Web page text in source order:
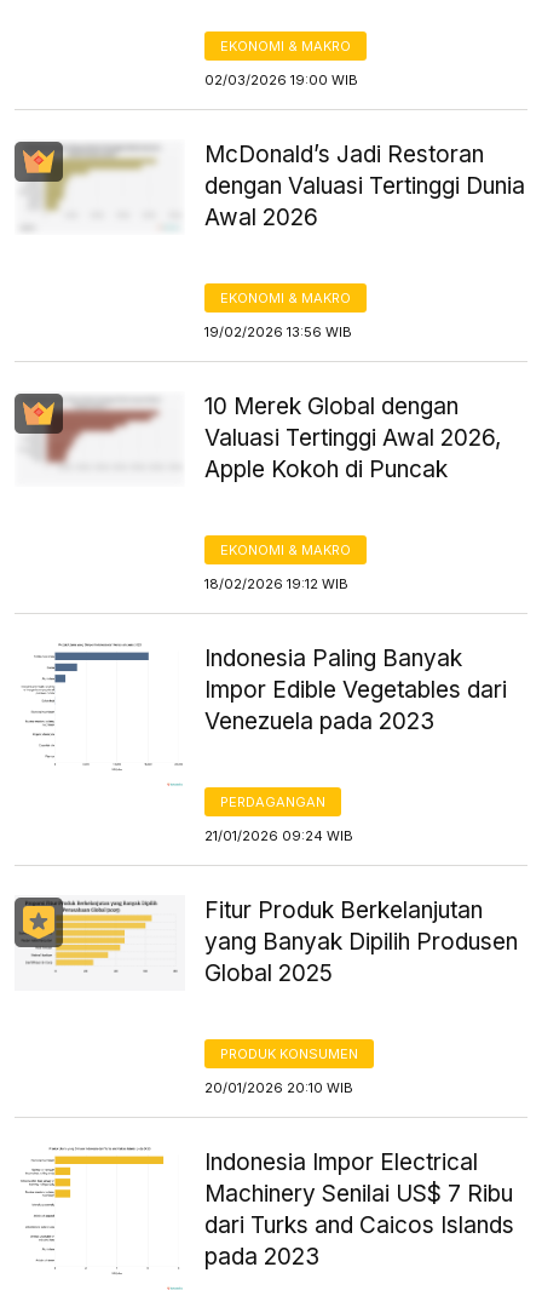
EKONOMI & MAKRO
02/03/2026 19:00 WIB
McDonald’s Jadi Restoran
dengan Valuasi Tertinggi Dunia
Awal 2026
EKONOMI & MAKRO
19/02/2026 13:56 WIB
10 Merek Global dengan
Valuasi Tertinggi Awal 2026,
Apple Kokoh di Puncak
EKONOMI & MAKRO
18/02/2026 19:12 WIB
Indonesia Paling Banyak
Impor Edible Vegetables dari
Venezuela pada 2023
PERDAGANGAN
21/01/2026 09:24 WIB
Fitur Produk Berkelanjutan
yang Banyak Dipilih Produsen
Global 2025
PRODUK KONSUMEN
20/01/2026 20:10 WIB
Indonesia Impor Electrical
Machinery Senilai US$ 7 Ribu
dari Turks and Caicos Islands
pada 2023